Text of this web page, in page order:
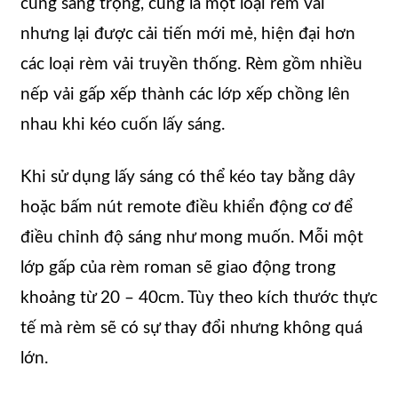
cùng sang trọng, cũng là một loại rèm vải
nhưng lại được cải tiến mới mẻ, hiện đại hơn
các loại rèm vải truyền thống. Rèm gồm nhiều
nếp vải gấp xếp thành các lớp xếp chồng lên
nhau khi kéo cuốn lấy sáng.
Khi sử dụng lấy sáng có thể kéo tay bằng dây
hoặc bấm nút remote điều khiển động cơ để
điều chỉnh độ sáng như mong muốn. Mỗi một
lớp gấp của rèm roman sẽ giao động trong
khoảng từ 20 – 40cm. Tùy theo kích thước thực
tế mà rèm sẽ có sự thay đổi nhưng không quá
lớn.